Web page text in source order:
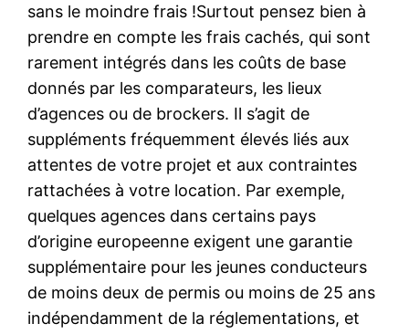
sans le moindre frais !Surtout pensez bien à
prendre en compte les frais cachés, qui sont
rarement intégrés dans les coûts de base
donnés par les comparateurs, les lieux
d’agences ou de brockers. Il s’agit de
suppléments fréquemment élevés liés aux
attentes de votre projet et aux contraintes
rattachées à votre location. Par exemple,
quelques agences dans certains pays
d’origine europeenne exigent une garantie
supplémentaire pour les jeunes conducteurs
de moins deux de permis ou moins de 25 ans
indépendamment de la réglementations, et